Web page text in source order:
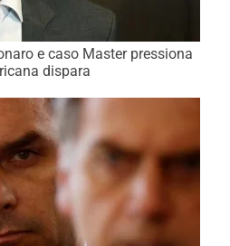
e caso Master pressiona
dispara